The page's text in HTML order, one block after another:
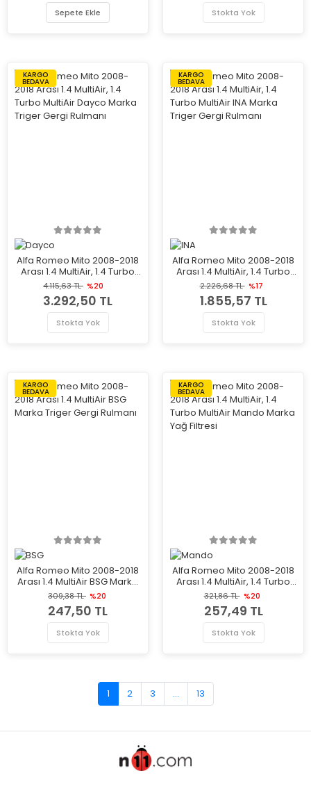
Sepete Ekle Stokta Yok
KARGO
BEDAVA
Alfa Romeo Mito 2008-2018
Arası 1.4 MultiAir, 1.4 Turbo
MultiAir Dayco Marka Triger
Gergi Rulmanı
4.115,63 TL %20
3.292,50 TL
Stokta Yok
KARGO
BEDAVA
Alfa Romeo Mito 2008-2018
Arası 1.4 MultiAir, 1.4 Turbo
MultiAir INA Marka Triger
Gergi Rulmanı
2.226,68 TL %17
1.855,57 TL
Stokta Yok
KARGO
BEDAVA
Alfa Romeo Mito 2008-2018
Arası 1.4 MultiAir BSG Marka
Triger Gergi Rulmanı
309,38 TL %20
247,50 TL
Stokta Yok
KARGO
BEDAVA
Alfa Romeo Mito 2008-2018
Arası 1.4 MultiAir, 1.4 Turbo
MultiAir Mando Marka Yağ
Filtresi
321,86 TL %20
257,49 TL
Stokta Yok
1 2 3 ... 13